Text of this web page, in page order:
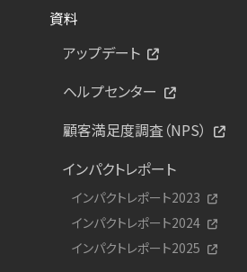
資料
アップデート
ヘルプセンター
顧客満足度調査（NPS）
インパクトレポート
インパクトレポート2023
インパクトレポート2024
インパクトレポート2025